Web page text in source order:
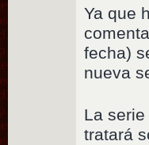
Ya que
fecha)
nueva
La
tratará